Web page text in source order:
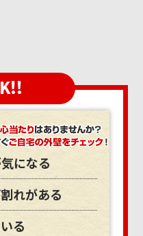
になる
れがある
る